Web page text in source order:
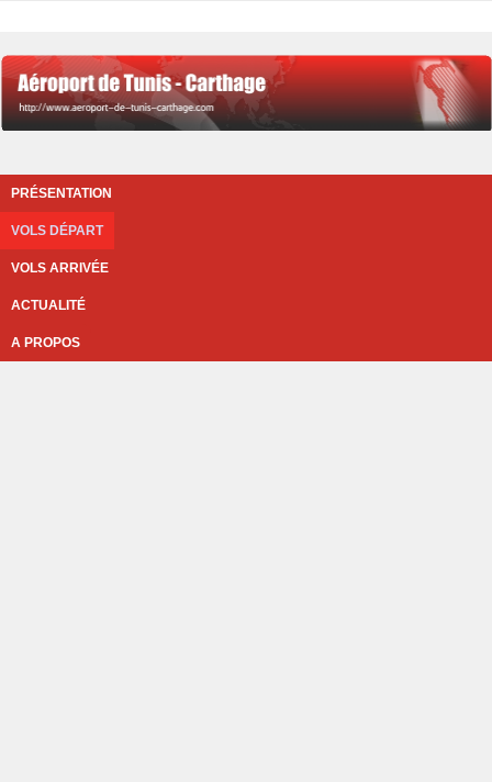
PRÉSENTATION
VOLS DÉPART
VOLS ARRIVÉE
ACTUALITÉ
A PROPOS